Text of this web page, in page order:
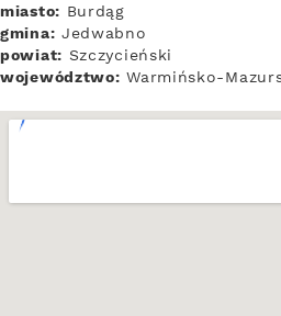
miasto: Burdąg
gmina: Jedwabno
powiat: Szczycieński
województwo: Warmińsko-